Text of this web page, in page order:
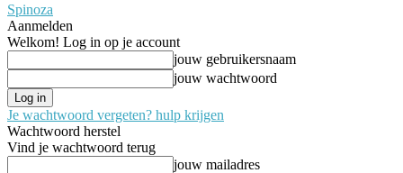
Spinoza
Aanmelden
Welkom! Log in op je account
jouw gebruikersnaam
jouw wachtwoord
Je wachtwoord vergeten? hulp krijgen
Wachtwoord herstel
Vind je wachtwoord terug
jouw mailadres